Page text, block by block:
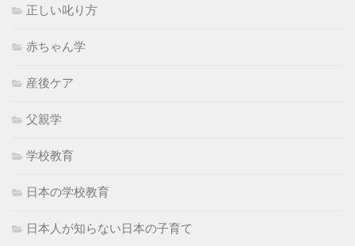
正しい叱り方
赤ちゃん学
産後ケア
父親学
学校教育
日本の学校教育
日本人が知らない日本の子育て